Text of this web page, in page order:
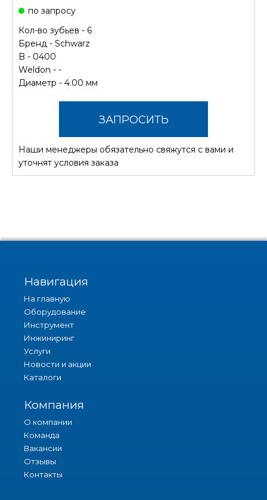
по запросу
Кол-во зубьев - 6
Бренд - Schwarz
B - 0400
Weldon - -
Диаметр - 4.00 мм
ЗАПРОСИТЬ
СТОИМОСТЬ
Наши менеджеры обязательно свяжутся с вами и
уточнят условия заказа
Навигация
На главную
Оборудование
Инструмент
Инжиниринг
Услуги
Новости и акции
Каталоги
Компания
О компании
Команда
Вакансии
Отзывы
Контакты